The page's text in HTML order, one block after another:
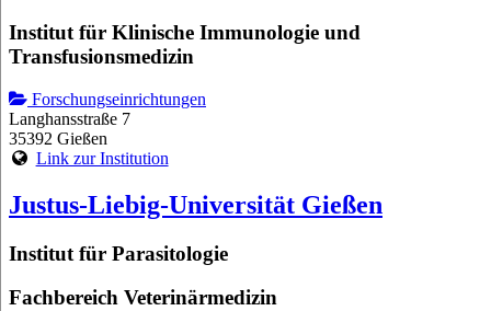
Institut für Klinische Immunologie und
Transfusionsmedizin
Forschungseinrichtungen
Langhansstraße 7
35392 Gießen
Link zur Institution
Justus-Liebig-Universität Gießen
Institut für Parasitologie
Fachbereich Veterinärmedizin